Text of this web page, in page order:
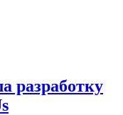
разработку